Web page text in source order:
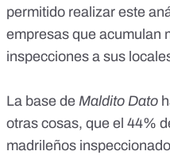
permitido realizar este
empresas que acumulan
inspecciones a sus
La base de Maldito Dato
otras cosas, que el 44%
madrileños